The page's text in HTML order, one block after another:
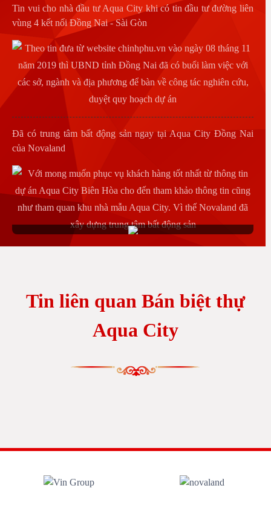
Đã có trung tâm bất động sản ngay tại Aqua City Đồng Nai
của Novaland
Aqua Sport Complex tiện ích dự án khu đô thị Aqua City
thiện tiện ích Aqua City
Dữ chỗ nhà phố có hoàn lại của Aqua City của Novaland
Tin liên quan Bán biệt thự
Aqua City